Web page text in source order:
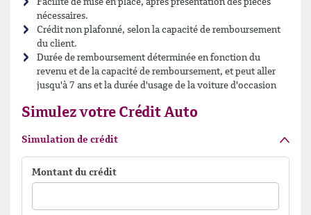
Facilité de mise en place, après présentation des pièces
nécessaires.
Crédit non plafonné, selon la capacité de remboursement
du client.
Durée de remboursement déterminée en fonction du
revenu et de la capacité de remboursement, et peut aller
jusqu'à 7 ans et la durée d'usage de la voiture d'occasion
Simulez votre Crédit Auto
Simulation de crédit
Montant du crédit